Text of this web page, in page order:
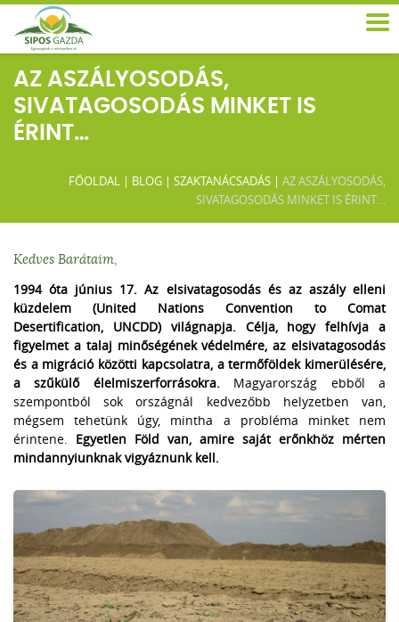
AZ ASZÁLYOSODÁS,
SIVATAGOSODÁS MINKET IS
ÉRINT…
FŐOLDAL | BLOG | SZAKTANÁCSADÁS | AZ ASZÁLYOSODÁS,
SIVATAGOSODÁS MINKET IS ÉRINT…
Kedves Barátaim,
1994 óta június 17. Az elsivatagosodás és az aszály elleni
küzdelem (United Nations Convention to Comat
Desertification, UNCDD) világnapja. Célja, hogy felhívja a
figyelmet a talaj minőségének védelmére, az elsivatagosodás
és a migráció közötti kapcsolatra, a termőföldek kimerülésére,
a szűkülő élelmiszerforrásokra.Magyarország ebből a
szempontból sok országnál kedvezőbb helyzetben van,
mégsem tehetünk úgy, mintha a probléma minket nem
érintene. Egyetlen Föld van, amire saját erőnkhöz mérten
mindannyiunknak vigyáznunk kell.